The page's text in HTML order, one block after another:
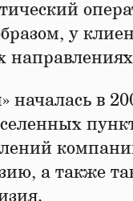
у
в
а также